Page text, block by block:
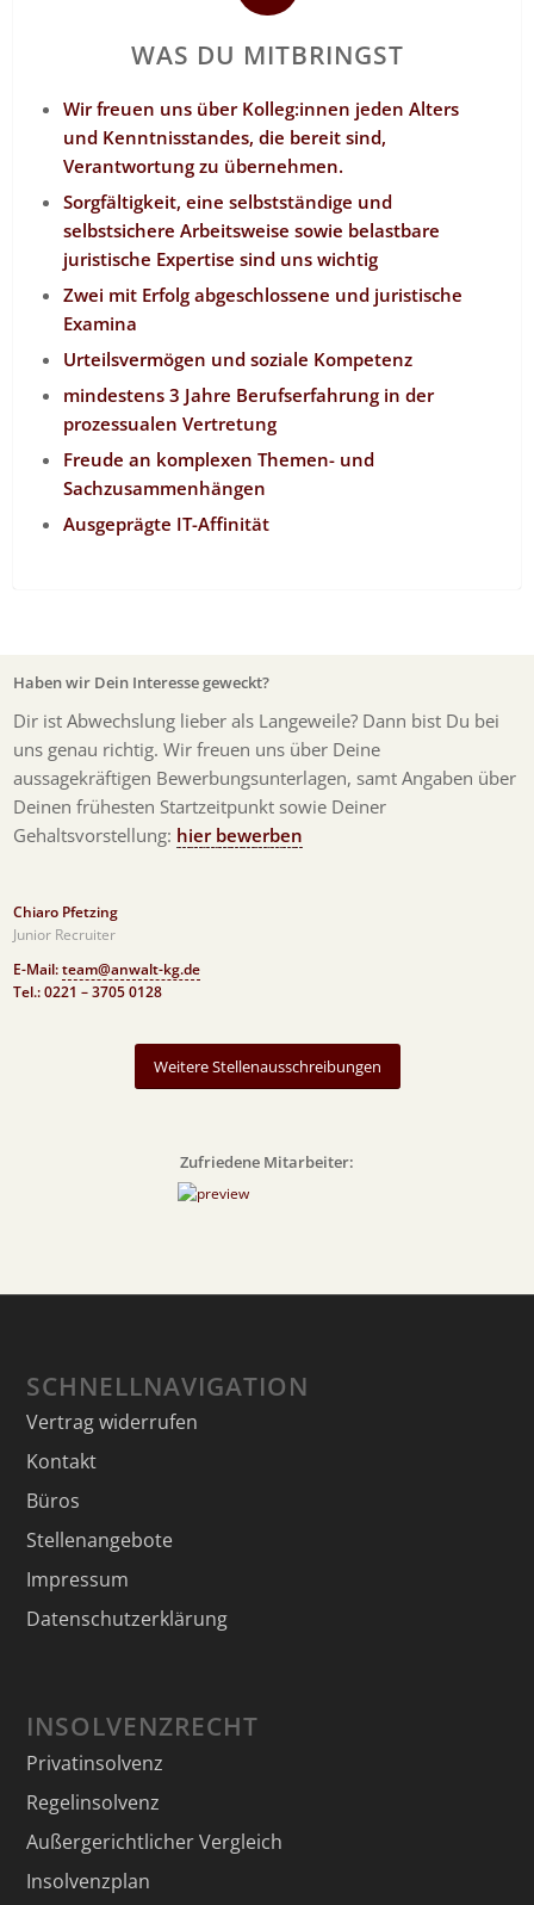
WAS DU MITBRINGST
Wir freuen uns über Kolleg:innen jeden Alters
und Kenntnisstandes, die bereit sind,
Verantwortung zu übernehmen.
Sorgfältigkeit, eine selbstständige und
selbstsichere Arbeitsweise sowie belastbare
juristische Expertise sind uns wichtig
Zwei mit Erfolg abgeschlossene und juristische
Examina
Urteilsvermögen und soziale Kompetenz
mindestens 3 Jahre Berufserfahrung in der
prozessualen Vertretung
Freude an komplexen Themen- und
Sachzusammenhängen
Ausgeprägte IT-Affinität
Haben wir Dein Interesse geweckt?
Dir ist Abwechslung lieber als Langeweile? Dann bist Du bei
uns genau richtig. Wir freuen uns über Deine
aussagekräftigen Bewerbungsunterlagen, samt Angaben über
Deinen frühesten Startzeitpunkt sowie Deiner
Gehaltsvorstellung: hier bewerben
Chiaro Pfetzing
Junior Recruiter
E-Mail:team@anwalt-kg.de
Tel.: 0221 – 3705 0128
Weitere Stellenausschreibungen
Zufriedene Mitarbeiter:
SCHNELLNAVIGATION
Vertrag widerrufen
Kontakt
Büros
Stellenangebote
Impressum
Datenschutzerklärung
INSOLVENZRECHT
Privatinsolvenz
Regelinsolvenz
Außergerichtlicher Vergleich
Insolvenzplan